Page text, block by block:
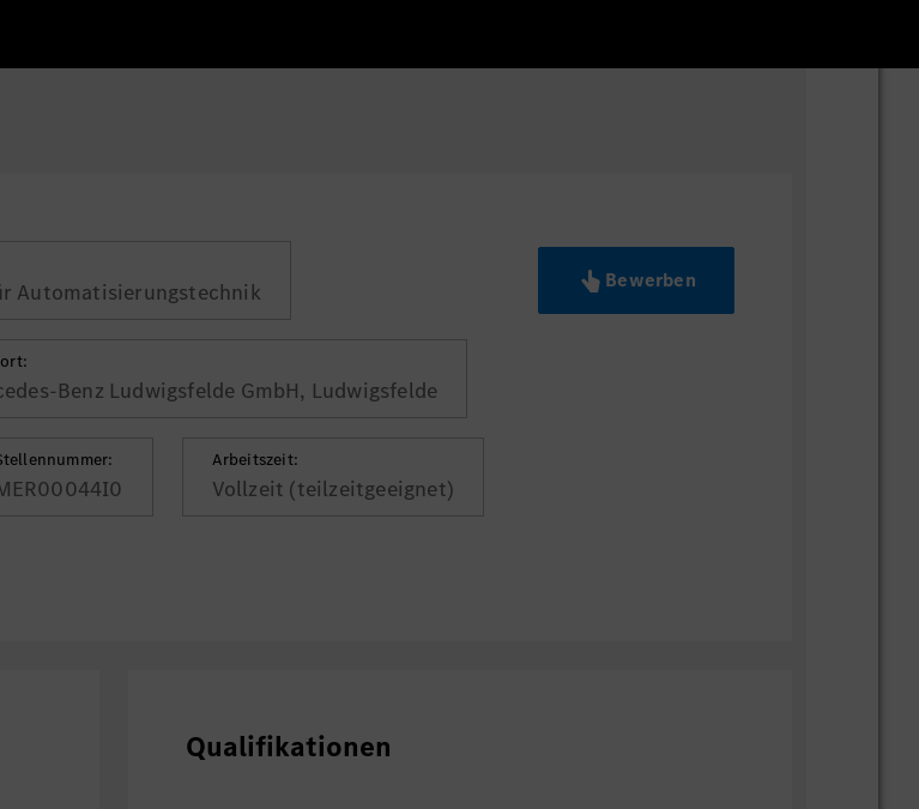
Automatisierungstechnik
Benz Ludwigsfelde GmbH, Ludwigsfelde
Arbeitszeit:
Vollzeit (teilzeitgeeignet)
Bewerben
Qualifikationen